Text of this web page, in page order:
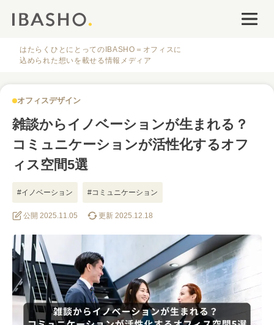
ファシリティナレッジ
人気のタグ
#オフィス #ファシリティ #デザイン #事例
#働き方 #特集 #レイアウト #オフィス移転 #その他
#キャリア #ノウハウ #内装 #おしゃれオフィス #メリット
#こだわりオフィス #コスト #コミュニケーション
#フリーアドレス #ブランディング
はたらくひとにとってのIBASHO＝オフィスに
込められた想いを載せる情報メディア
オフィスデザイン
雑談からイノベーションが生まれる？
コミュニケーションが活性化するオフ
ィス空間5選
#イノベーション #コミュニケーション
公開 2025.11.05 更新 2025.12.18